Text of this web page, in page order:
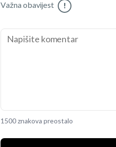
Važna obavijest !
1500 znakova preostalo